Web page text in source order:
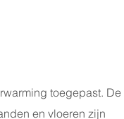
toegepast. De
en vloeren zijn